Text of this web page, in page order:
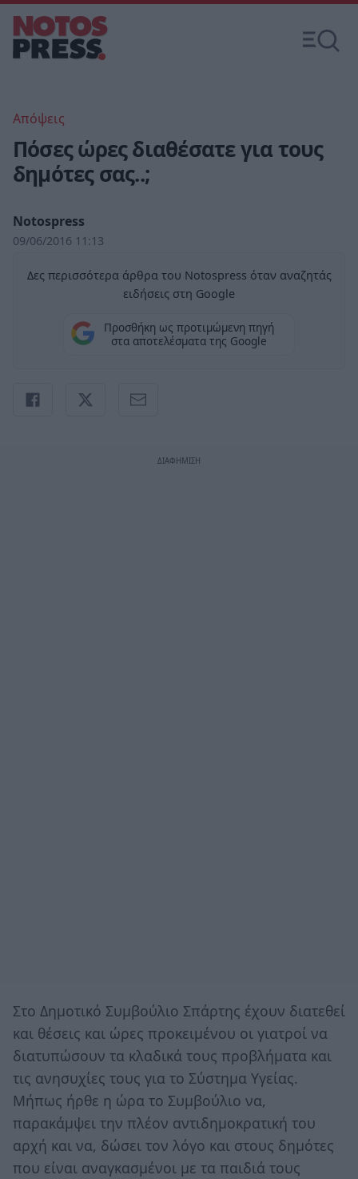
Απόψεις
Πόσες ώρες διαθέσατε για τους
δημότες σας..;
Notospress
09/06/2016 11:13
Δες περισσότερα άρθρα του Notospress όταν αναζητάς
ειδήσεις στη Google
Προσθήκη ως προτιμώμενη πηγή
στα αποτελέσματα της Google
Στο Δημοτικό Συμβούλιο Σπάρτης έχουν διατεθεί
και θέσεις και ώρες προκειμένου οι γιατροί να
διατυπώσουν τα κλαδικά τους προβλήματα και
τις ανησυχίες τους για το Σύστημα Υγείας.
Μήπως ήρθε η ώρα το Συμβούλιο να,
παρακάμψει την πλέον αντιδημοκρατική του
αρχή και να, δώσει τον λόγο και στους δημότες
που είναι αναγκασμένοι με τα παιδιά τους